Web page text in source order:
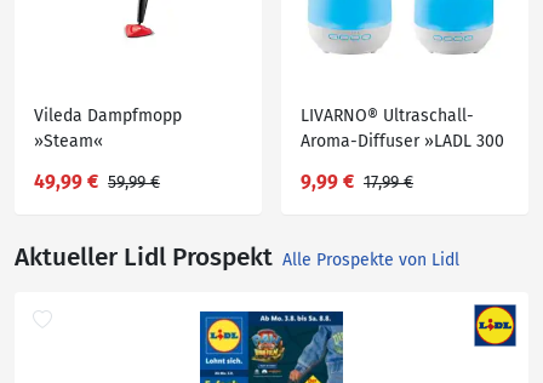
Vileda Dampfmopp
»Steam«
49,99 € 59,99 €
LIVARNO® Ultraschall-
Aroma-Diffuser »LADL 300
9,99 € 17,99 €
Aktueller Lidl Prospekt Alle Prospekte von Lidl